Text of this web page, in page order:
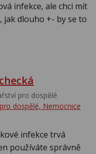
infekce, ale chci mít
jak dlouho +- by se to
pro dospělé
dospělé, Nemocnice
infekce trvá
používáte správně